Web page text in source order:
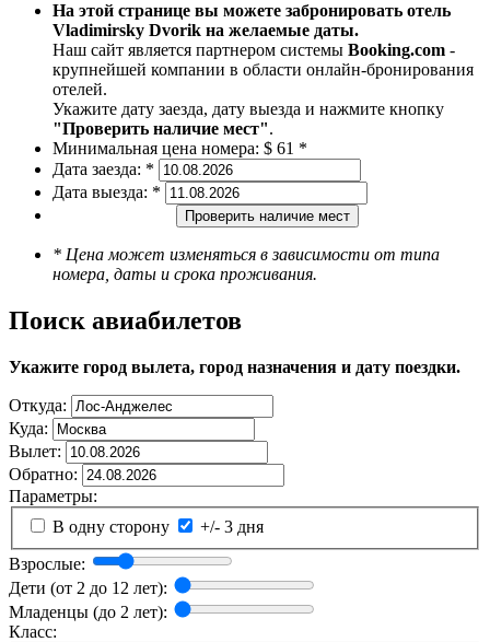
На этой странице вы можете забронировать отель
Vladimirsky Dvorik на желаемые даты.
Наш сайт является партнером системы Booking.com -
крупнейшей компании в области онлайн-бронирования
отелей.
Укажите дату заезда, дату выезда и нажмите кнопку
"Проверить наличие мест".
Минимальная цена номера: $ 61 *
Дата заезда: *
Дата выезда: *
Проверить наличие мест
* Цена может изменяться в зависимости от типа
номера, даты и срока проживания.
Поиск авиабилетов
Укажите город вылета, город назначения и дату поездки.
Откуда:
Куда:
Вылет:
Обратно:
Параметры:
В одну сторону
+/- 3 дня
Взрослые:
Дети (от 2 до 12 лет):
Младенцы (до 2 лет):
Класс: